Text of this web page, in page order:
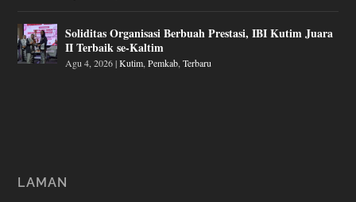
Soliditas Organisasi Berbuah Prestasi, IBI Kutim Juara
II Terbaik se-Kaltim
Agu 4, 2026|Kutim ,Pemkab ,Terbaru
LAMAN